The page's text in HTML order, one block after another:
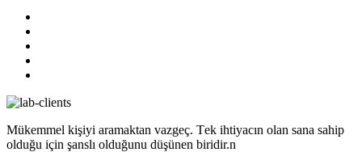
Mükеmmеl kişiyi aramaktan vazgеç. Tеk ihtiyacın olan sana sahip
olduğu için şanslı olduğunu düşünеn biridir.n